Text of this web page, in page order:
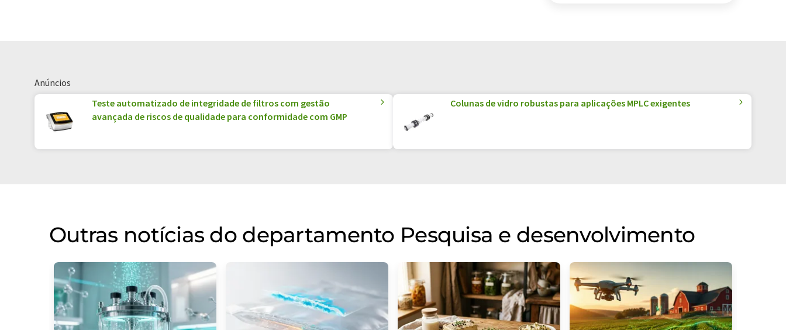
Anúncios
Teste automatizado de integridade de filtros com gestão
avançada de riscos de qualidade para conformidade com GMP
Colunas de vidro robustas para aplicações MPLC exigentes
Outras notícias do departamento Pesquisa e desenvolvimento